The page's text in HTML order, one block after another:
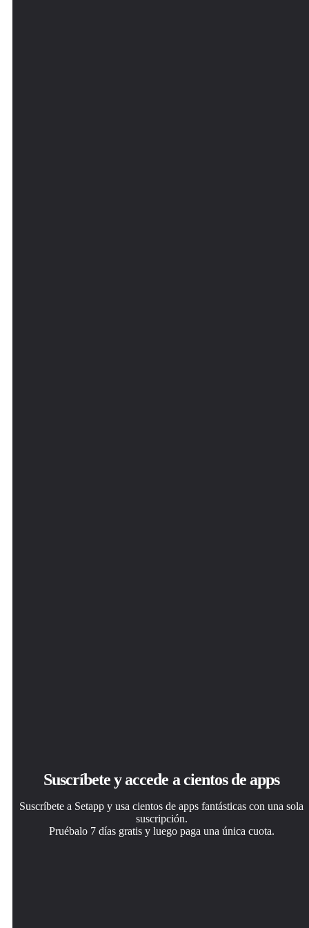
Suscríbete y accede a cientos de apps
Suscríbete a Setapp y usa cientos de apps fantásticas con una sola
suscripción.
Pruébalo 7 días gratis y luego paga una única cuota.